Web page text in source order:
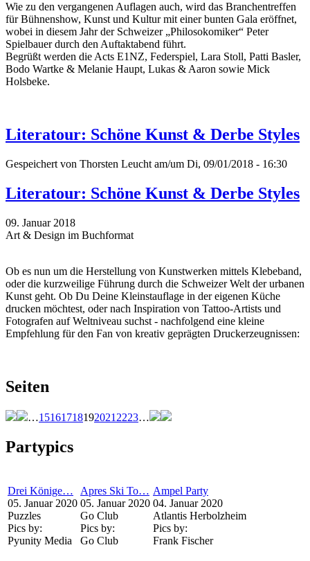
Wie zu den vergangenen Auflagen auch, wird das Branchentreffen
für Bühnenshow, Kunst und Kultur mit einer bunten Gala eröffnet,
wobei in diesem Jahr der Schweizer „Philosokomiker“ Peter
Spielbauer durch den Auftaktabend führt.
Begrüßt werden die Acts E1NZ, Federspiel, Lara Stoll, Patti Basler,
Bodo Wartke & Melanie Haupt, Lukas & Aaron sowie Mick
Holsbeke.
Literatour: Schöne Kunst & Derbe Styles
Gespeichert von Thorsten Leucht am/um Di, 09/01/2018 - 16:30
Literatour: Schöne Kunst & Derbe Styles
09. Januar 2018
Art & Design im Buchformat
Ob es nun um die Herstellung von Kunstwerken mittels Klebeband,
oder die kurzweilige Führung durch die Schweizer Welt der urbanen
Kunst geht. Ob Du Deine Kleinstauflage in der eigenen Küche
drucken möchtest, oder nach Inspiration von Tattoo-Artists und
Fotografen auf Weltniveau suchst - nachfolgend eine kleine
Empfehlung für den Fan von kreativ geprägten Druckerzeugnissen:
Seiten
…15161718192021 2223…
Partypics
Drei Könige…
05. Januar 2020
Puzzles
Pics by:
Pyunity Media
Apres Ski To…
05. Januar 2020
Go Club
Pics by:
Go Club
Ampel Party
04. Januar 2020
Atlantis Herbolzheim
Pics by:
Frank Fischer